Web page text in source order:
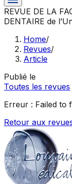
REVUE DE LA
DENTAIRE de
Home/
Revues/
Article
Publié le
Toutes les revues
Erreur : Failed to
Retour aux